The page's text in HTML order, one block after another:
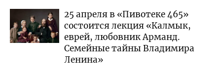
25 апреля в «Пивотеке 465»
состоится лекция «Калмык,
еврей, любовник Арманд.
Семейные тайны Владимира
Ленина»